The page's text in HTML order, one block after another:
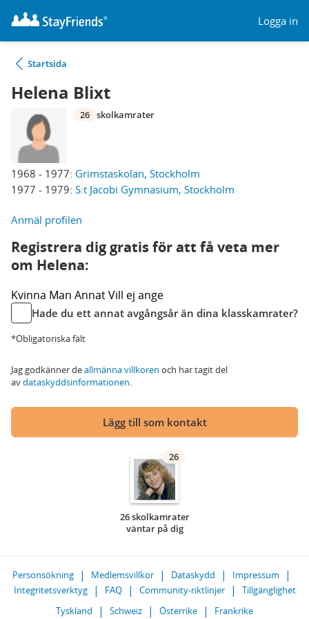
Logga in
Startsida
Helena Blixt
1968 - 1977: Grimstaskolan, Stockholm
1977 - 1979: S:t Jacobi Gymnasium, Stockholm
26 skolkamrater
Anmäl profilen
Registrera dig gratis för att få veta mer
om Helena:
Kvinna Man AnnatVill ej ange
Hade du ett annat avgångsår än dina klasskamrater?
*Obligatoriska fält
Jag godkänner deallmänna villkoren och har tagit del
avdataskyddsinformationen.
Lägg till som kontakt
26
26 skolkamrater
väntar på dig
Personsökning Medlemsvillkor Dataskydd
Impressum
Integritetsverktyg
FAQ Community-riktlinjer
Tillgänglighet
Tyskland
Schweiz Österrike Frankrike